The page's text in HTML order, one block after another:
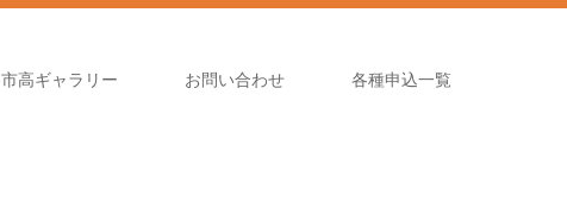
市高ギャラリー お問い合わせ 各種申込一覧